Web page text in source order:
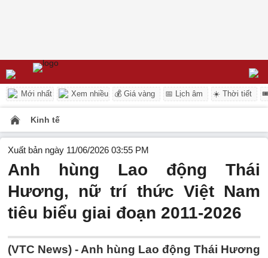
Mới nhất Xem nhiều 💰 Giá vàng 📅 Lịch âm ☀️ Thời tiết
Kinh tế
Xuất bản ngày 11/06/2026 03:55 PM
Anh hùng Lao động Thái
Hương, nữ trí thức Việt Nam
tiêu biểu giai đoạn 2011-2026
(VTC News) - Anh hùng Lao động Thái Hương